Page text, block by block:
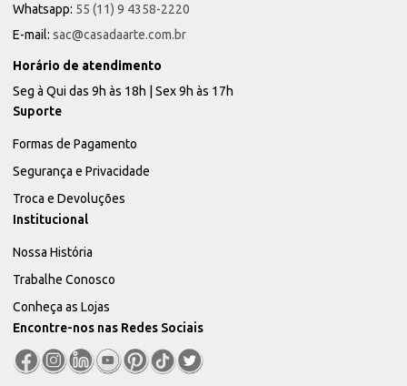
Whatsapp: 55 (11) 9 4358-2220
E-mail: sac@casadaarte.com.br
Horário de atendimento
Seg à Qui das 9h às 18h | Sex 9h às 17h
Suporte
Formas de Pagamento
Segurança e Privacidade
Troca e Devoluções
Institucional
Nossa História
Trabalhe Conosco
Conheça as Lojas
Encontre-nos nas Redes Sociais